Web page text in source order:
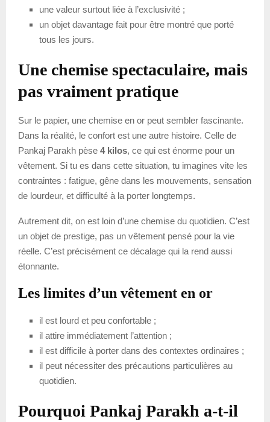
une valeur surtout liée à l’exclusivité ;
un objet davantage fait pour être montré que porté
tous les jours.
Une chemise spectaculaire, mais
pas vraiment pratique
Sur le papier, une chemise en or peut sembler fascinante.
Dans la réalité, le confort est une autre histoire. Celle de
Pankaj Parakh pèse 4 kilos, ce qui est énorme pour un
vêtement. Si tu es dans cette situation, tu imagines vite les
contraintes : fatigue, gêne dans les mouvements, sensation
de lourdeur, et difficulté à la porter longtemps.
Autrement dit, on est loin d’une chemise du quotidien. C’est
un objet de prestige, pas un vêtement pensé pour la vie
réelle. C’est précisément ce décalage qui la rend aussi
étonnante.
Les limites d’un vêtement en or
il est lourd et peu confortable ;
il attire immédiatement l’attention ;
il est difficile à porter dans des contextes ordinaires ;
il peut nécessiter des précautions particulières au
quotidien.
Pourquoi Pankaj Parakh a-t-il